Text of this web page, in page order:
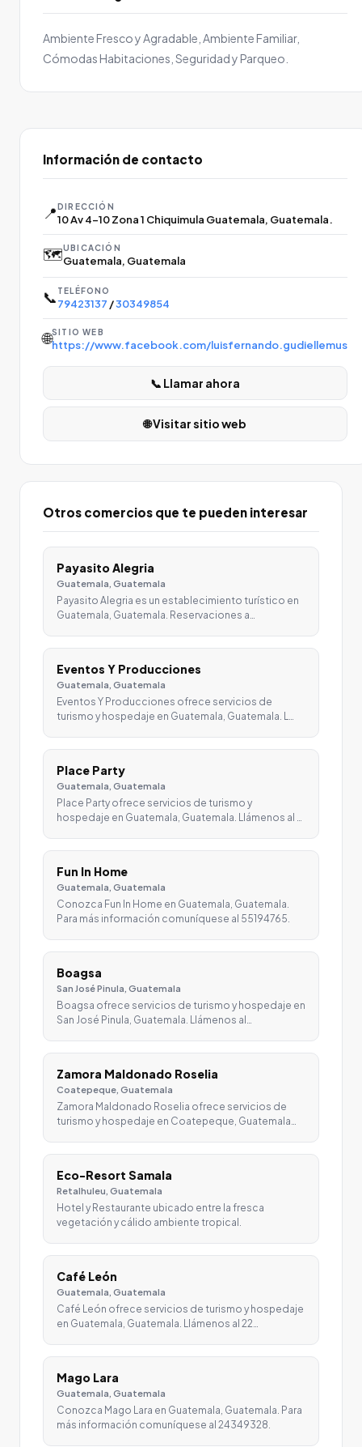
Ambiente Fresco y Agradable, Ambiente Familiar,
Cómodas Habitaciones, Seguridad y Parqueo.
Información de contacto
📍DIRECCIÓN
10 Av 4-10 Zona 1 Chiquimula Guatemala, Guatemala.
🗺️UBICACIÓN
Guatemala, Guatemala
📞 TELÉFONO
79423137 /30349854
🌐SITIO WEB
https://www.facebook.com/luisfernando.gudiellemus
📞 Llamar ahora
🌐 Visitar sitio web
Otros comercios que te pueden interesar
Payasito Alegria
Guatemala, Guatemala
Payasito Alegria es un establecimiento turístico en
Guatemala, Guatemala. Reservaciones a…
Eventos Y Producciones
Guatemala, Guatemala
Eventos Y Producciones ofrece servicios de
turismo y hospedaje en Guatemala, Guatemala. L…
Place Party
Guatemala, Guatemala
Place Party ofrece servicios de turismo y
hospedaje en Guatemala, Guatemala. Llámenos al …
Fun In Home
Guatemala, Guatemala
Conozca Fun In Home en Guatemala, Guatemala.
Para más información comuníquese al 55194765.
Boagsa
San José Pinula, Guatemala
Boagsa ofrece servicios de turismo y hospedaje en
San José Pinula, Guatemala. Llámenos al…
Zamora Maldonado Roselia
Coatepeque, Guatemala
Zamora Maldonado Roselia ofrece servicios de
turismo y hospedaje en Coatepeque, Guatemala…
Eco-Resort Samala
Retalhuleu, Guatemala
Hotel y Restaurante ubicado entre la fresca
vegetación y cálido ambiente tropical.
Café León
Guatemala, Guatemala
Café León ofrece servicios de turismo y hospedaje
en Guatemala, Guatemala. Llámenos al 22…
Mago Lara
Guatemala, Guatemala
Conozca Mago Lara en Guatemala, Guatemala. Para
más información comuníquese al 24349328.